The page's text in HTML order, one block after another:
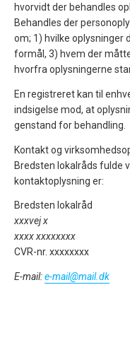
hvorvidt der behandles
Behandles der
om; 1) hvilke oplysninger
formål, 3) hvem der
hvorfra oplysningerne
En registreret kan til
indsigelse mod, at
genstand for behandling.
Kontakt og
Bredsten lokalråds fulde
kontaktoplysning er:
Bredsten lokalråd
xxxvej x
xxxx xxxxxxxx
CVR-nr. xxxxxxxx
E-mail:e-mail@mail.dk